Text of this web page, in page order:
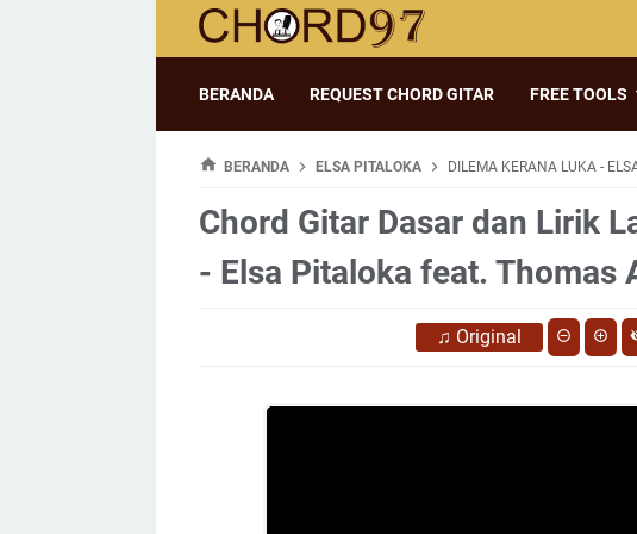
BERANDA REQUEST CHORD GITAR FREE TOOLS
BERANDA ELSA PITALOKA DILEMA KERANA LUKA -
Chord Gitar Dasar dan Lirik
- Elsa Pitaloka feat. Thomas
♫ Original